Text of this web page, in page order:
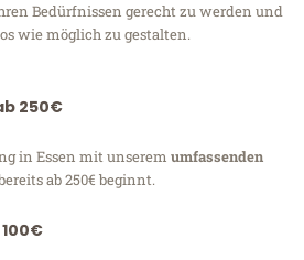
Bedürfnissen gerecht zu werden und
wie möglich zu gestalten.
250€
in Essen mit unserem umfassenden
ab 250€ beginnt.